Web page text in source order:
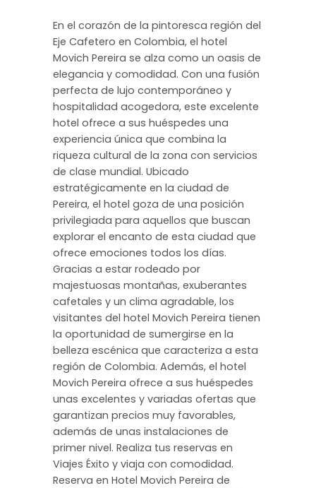
En el corazón de la pintoresca región del
Eje Cafetero en Colombia, el hotel
Movich Pereira se alza como un oasis de
elegancia y comodidad. Con una fusión
perfecta de lujo contemporáneo y
hospitalidad acogedora, este excelente
hotel ofrece a sus huéspedes una
experiencia única que combina la
riqueza cultural de la zona con servicios
de clase mundial. Ubicado
estratégicamente en la ciudad de
Pereira, el hotel goza de una posición
privilegiada para aquellos que buscan
explorar el encanto de esta ciudad que
ofrece emociones todos los días.
Gracias a estar rodeado por
majestuosas montañas, exuberantes
cafetales y un clima agradable, los
visitantes del hotel Movich Pereira tienen
la oportunidad de sumergirse en la
belleza escénica que caracteriza a esta
región de Colombia. Además, el hotel
Movich Pereira ofrece a sus huéspedes
unas excelentes y variadas ofertas que
garantizan precios muy favorables,
además de unas instalaciones de
primer nivel. Realiza tus reservas en
Viajes Éxito y viaja con comodidad.
Reserva en Hotel Movich Pereira de